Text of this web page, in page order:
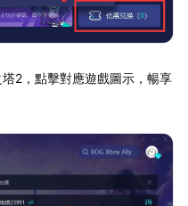
2，點擊對應遊戲圖示，暢享